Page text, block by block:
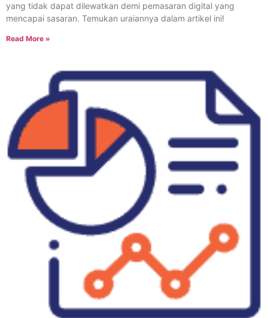
yang tidak dapat dilewatkan demi pemasaran digital yang
mencapai sasaran. Temukan uraiannya dalam artikel ini!
Read More »